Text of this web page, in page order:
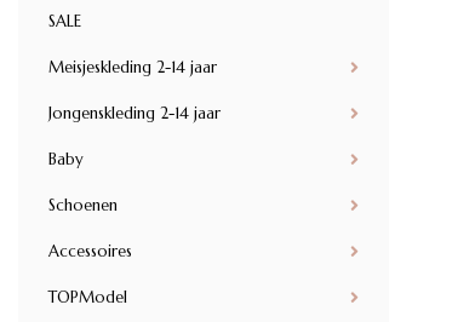
SALE
Meisjeskleding 2-14 jaar
Jongenskleding 2-14 jaar
Baby
Schoenen
Accessoires
TOPModel